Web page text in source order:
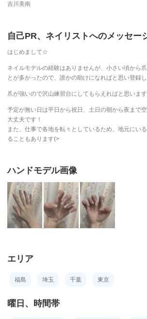
吉川美南
自己PR、ネイリストへのメッセー
はじめまして☆
ネイルモデルの経験はありませんが、小さい頃から
とが多かったので、誰かの助けになればと思い登録
爪が強いので沢山練習台にしてもらえればと思いま
予定が無い日は平日から祝日、土日の朝から夜まで
大丈夫です！
また、仕事で各地を転々としているため、地元にい
ることもあります(>
ハンドモデル画像
エリア
福島 埼玉 千葉 東京
曜日、時間帯